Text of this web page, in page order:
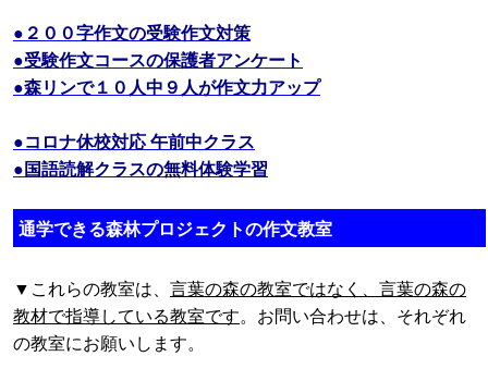
●２００字作文の受験作文対策
●受験作文コースの保護者アンケート
●森リンで１０人中９人が作文力アップ
●コロナ休校対応 午前中クラス
●国語読解クラスの無料体験学習
通学できる森林プロジェクトの作文教室
▼これらの教室は、 言葉の森の教室ではなく、言葉の森の
教材で指導している教室です。お問い合わせは、それぞれ
の教室にお願いします。